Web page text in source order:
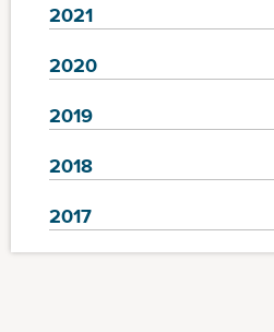
2021
2020
2019
2018
2017